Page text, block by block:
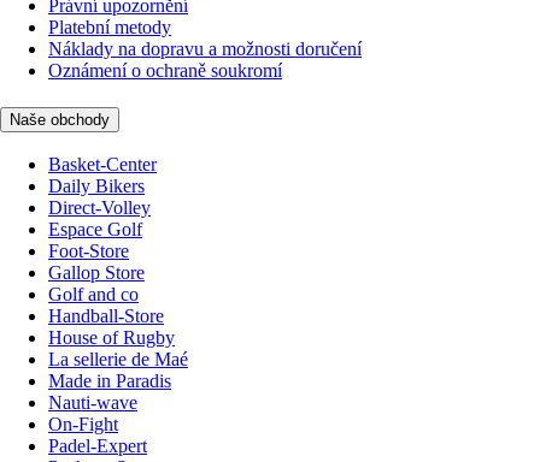
Právní upozornění
Platební metody
Náklady na dopravu a možnosti doručení
Oznámení o ochraně soukromí
Naše obchody
Basket-Center
Daily Bikers
Direct-Volley
Espace Golf
Foot-Store
Gallop Store
Golf and co
Handball-Store
House of Rugby
La sellerie de Maé
Made in Paradis
Nauti-wave
On-Fight
Padel-Expert